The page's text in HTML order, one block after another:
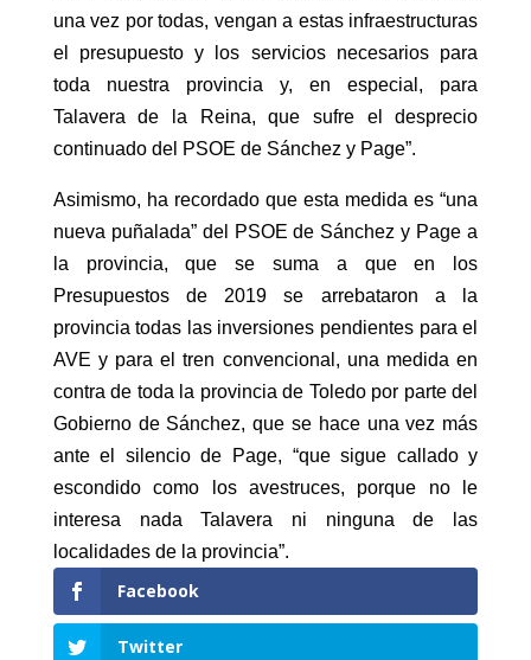
una vez por todas, vengan a estas infraestructuras
el presupuesto y los servicios necesarios para
toda nuestra provincia y, en especial, para
Talavera de la Reina, que sufre el desprecio
continuado del PSOE de Sánchez y Page”.
Asimismo, ha recordado que esta medida es “una
nueva puñalada” del PSOE de Sánchez y Page a
la provincia, que se suma a que en los
Presupuestos de 2019 se arrebataron a la
provincia todas las inversiones pendientes para el
AVE y para el tren convencional, una medida en
contra de toda la provincia de Toledo por parte del
Gobierno de Sánchez, que se hace una vez más
ante el silencio de Page, “que sigue callado y
escondido como los avestruces, porque no le
interesa nada Talavera ni ninguna de las
localidades de la provincia”.
Facebook
Twitter